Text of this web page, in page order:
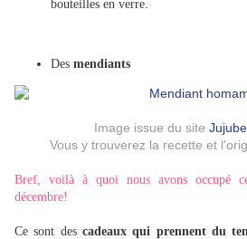
bouteilles en verre.
Des mendiants
Image issue du site
Vous y trouverez la recette et
Bref, voilà à quoi nous avons occupé
décembre!
Ce sont des cadeaux qui prennent du